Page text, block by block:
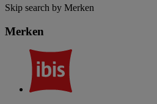
Skip search by Merken
Merken